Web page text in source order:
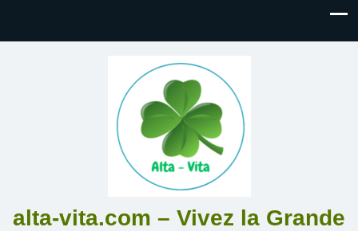
alta-vita.com – Vivez la Grande